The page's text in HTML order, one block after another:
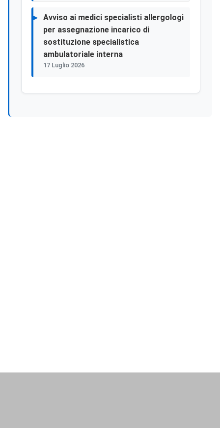
Avviso ai medici specialisti allergologi
per assegnazione incarico di
sostituzione specialistica
ambulatoriale interna
17 Luglio 2026